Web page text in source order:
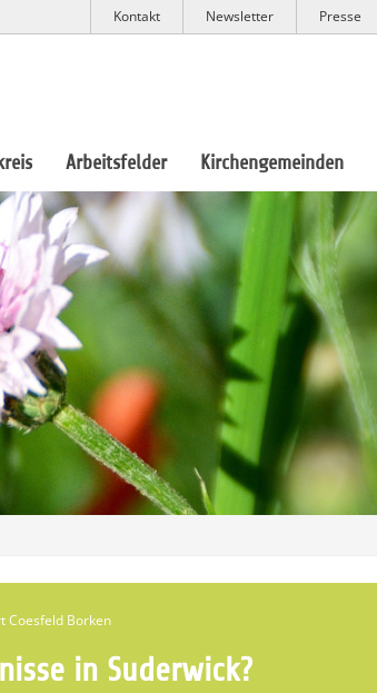
Presse
Newsletter
Kontakt
Arbeitsfelder Kirchengemeinden
Coesfeld Borken
in Suderwick?